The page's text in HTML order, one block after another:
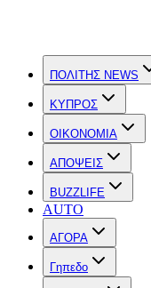
ΠΟΛΙΤΗΣ NEWS
ΚΥΠΡΟΣ
OIKONOMIA
ΑΠΟΨΕΙΣ
BUZZLIFE
AUTO
ΑΓΟΡΑ
Γηπεδο